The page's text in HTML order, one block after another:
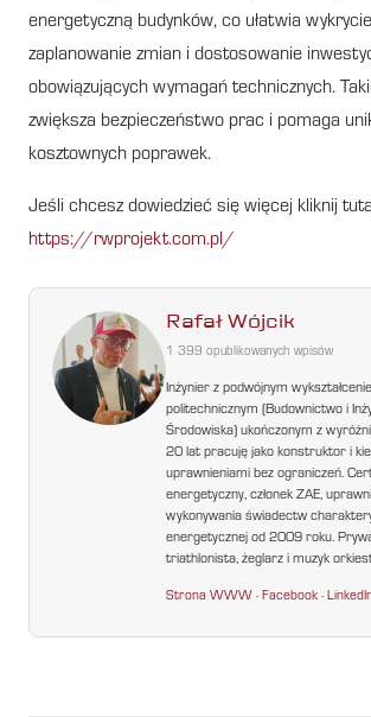
energetyczną budynków, co ułatwia
zaplanowanie zmian i dostosowanie
obowiązujących wymagań technicznych.
zwiększa bezpieczeństwo prac i pomaga
kosztownych poprawek.
Jeśli chcesz dowiedzieć się więcej kliknij
https://rwprojekt.com.pl/
Rafał Wójcik
1 399 opublikowanych wpisów
Inżynier z podwójnym
politechnicznym (Budownictwo i
Środowiska) ukończonym z
20 lat pracuję jako konstruktor i
uprawnieniami bez ograniczeń.
energetyczny, członek ZAE,
wykonywania świadectw
energetycznej od 2009 roku.
triathlonista, żeglarz i muzyk
Strona WWW ·Facebook ·